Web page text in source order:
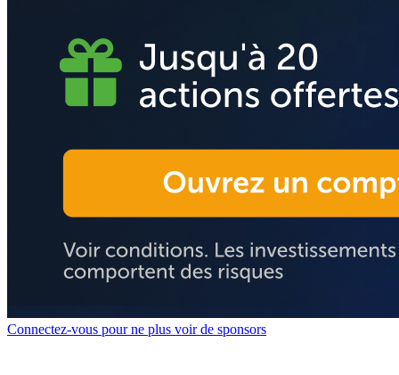
Connectez-vous pour ne plus voir de sponsors